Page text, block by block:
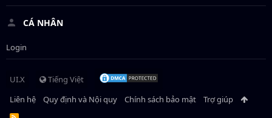
CÁ NHÂN
Login
UI.X
Tiếng Việt
Liên hệ
Quy định và Nội quy Chính sách bảo mật Trợ giúp